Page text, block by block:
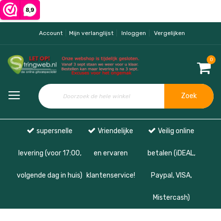
Account Mijn verlanglijst Inloggen Vergelijken
0
Zoek
supersnelle
levering (voor 17:00,
volgende dag in huis)
Vriendelijke
en ervaren
klantenservice!
Veilig online
betalen (iDEAL,
Paypal, VISA,
Mistercash)